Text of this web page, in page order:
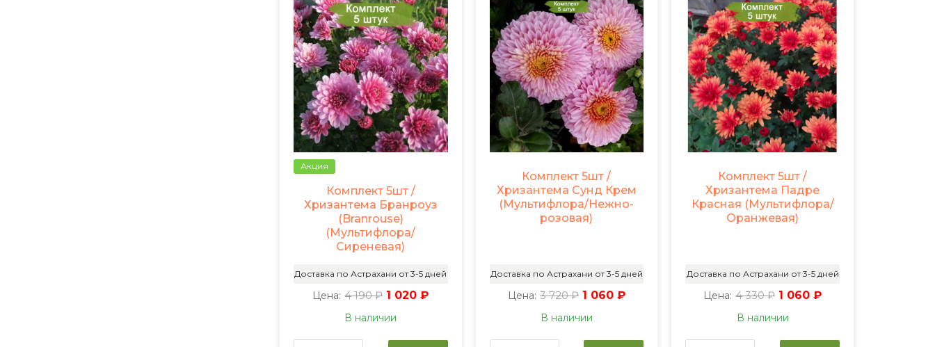
Акция
Комплект 5шт /
Хризантема Бранроуз
(Branrouse)
(Мультифлора/
Сиреневая)
Доставка по Астрахани от 3-5 дней
Цена: 4 190 ₽ 1 020 ₽
В наличии
Комплект 5шт /
Хризантема Сунд Крем
(Мультифлора/Нежно-
розовая)
Доставка по Астрахани от 3-5 дней
Цена: 3 720 ₽ 1 060 ₽
В наличии
Комплект 5шт /
Хризантема Падре
Красная (Мультифлора/
Оранжевая)
Доставка по Астрахани от 3-5 дней
Цена: 4 330 ₽ 1 060 ₽
В наличии